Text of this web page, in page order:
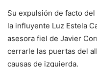
Su expulsión de facto
la influyente Luz Estela
asesora fiel de Javier
cerrarle las puertas del
causas de izquierda.